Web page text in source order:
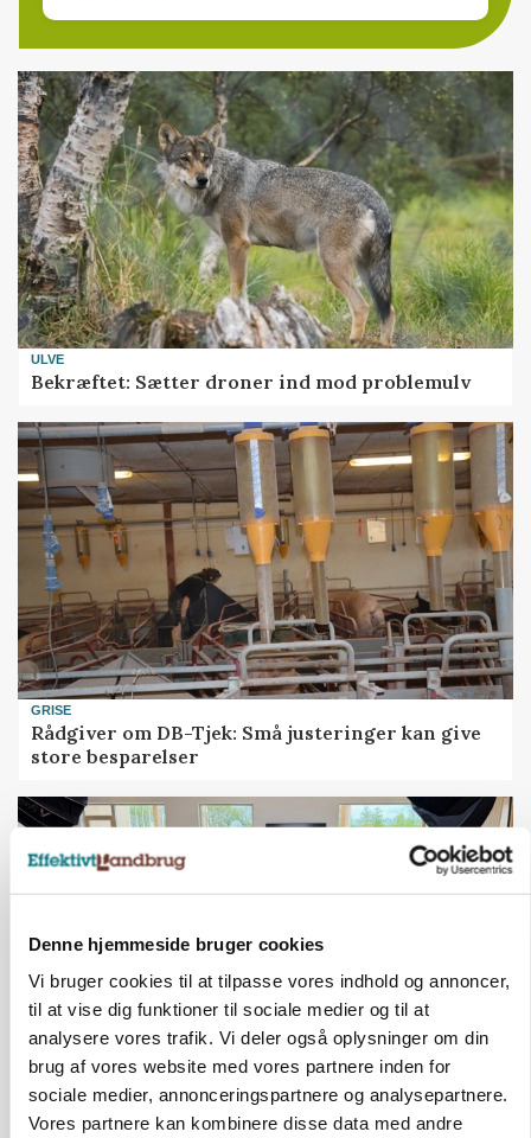
Denne hjemmeside bruger cookies
Vi bruger cookies til at tilpasse vores indhold og annoncer,
til at vise dig funktioner til sociale medier og til at
analysere vores trafik. Vi deler også oplysninger om din
brug af vores website med vores partnere inden for
sociale medier, annonceringspartnere og analysepartnere.
Vores partnere kan kombinere disse data med andre
ULVE
Bekræftet: Sætter droner ind mod problemulv
GRISE
Rådgiver om DB-Tjek: Små justeringer kan give
store besparelser
Ejer eller medejer? Nyt tv-format udfordrer
landbrugets ejerstruktur